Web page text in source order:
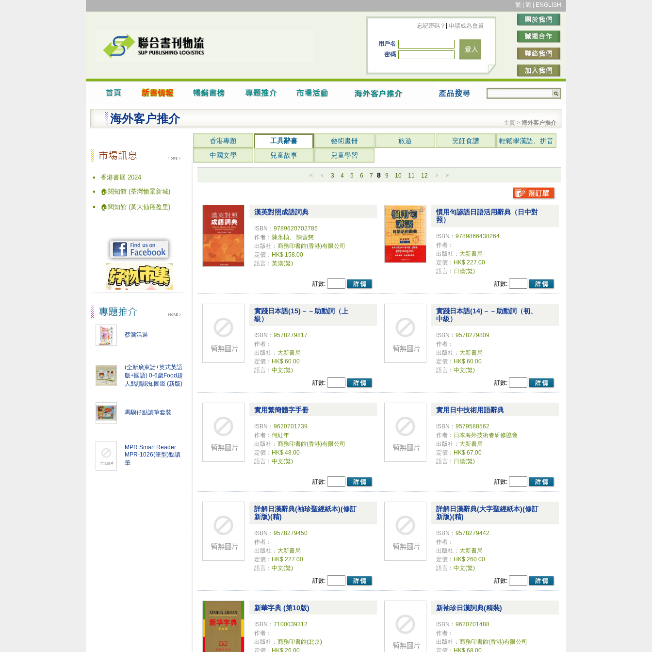
繁 简 ENGLISH
忘記密碼？ 申請成為會員
用戶名
密碼
海外客户推介 主頁 > 海外客户推介
香港書展 2024
🏠閱知館 (荃灣愉景新城)
🏠閱知館 (黃大仙翔盈里)
蔡瀾活過
(全新廣東話+英式英語
版+國語) 0-6歲Food超
人點讀認知圖鑑 (新版)
馬騮仔點讀筆套裝
MPR Smart Reader
MPR-1026(筆型)點讀
筆
香港專題 工具辭書 藝術畫冊 旅遊 烹飪食譜
輕鬆學漢語、拼音
中國文學
兒童故事 兒童學習
3 4 5 6 7 8 9 10 11 12
漢英對照成語詞典
ISBN： 9789620702785
作者： 陳永楨、 陳善慈
出版社： 商務印書館(香港)有限公司
定價： HK$ 158.00
語言： 英漢(繁)
訂數:
慣用句諺語日語活用辭典（日中對
照）
ISBN： 9789866438264
作者：
出版社： 大新書局
定價： HK$ 227.00
語言： 日漢(繁)
訂數:
實踐日本語(15)－－助動詞（上
級）
ISBN： 9578279817
作者：
出版社： 大新書局
定價： HK$ 60.00
語言： 中文(繁)
訂數:
實踐日本語(14)－－助動詞（初、
中級）
ISBN： 9578279809
作者：
出版社： 大新書局
定價： HK$ 60.00
語言： 中文(繁)
訂數:
實用繁簡體字手冊
ISBN： 9620701739
作者： 何紅年
出版社： 商務印書館(香港)有限公司
定價： HK$ 48.00
語言： 中文(繁)
訂數:
實用日中技術用語辭典
ISBN： 9579588562
作者： 日本海外技術者研修協會
出版社： 大新書局
定價： HK$ 67.00
語言： 日漢(繁)
訂數:
詳解日漢辭典(袖珍聖經紙本)(修訂
新版)(精)
ISBN： 9578279450
作者：
出版社： 大新書局
定價： HK$ 227.00
語言： 中文(繁)
訂數:
詳解日漢辭典(大字聖經紙本)(修訂
新版)(精)
ISBN： 9578279442
作者：
出版社： 大新書局
定價： HK$ 260.00
語言： 中文(繁)
訂數:
新華字典 (第10版)
ISBN： 7100039312
作者：
出版社： 商務印書館(北京)
定價： HK$ 26.00
新袖珍日漢詞典(精裝)
ISBN： 9620701488
作者：
出版社： 商務印書館(香港)有限公司
定價： HK$ 68.00